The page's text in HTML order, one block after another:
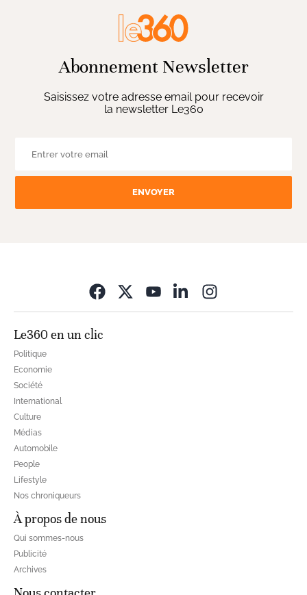
Abonnement Newsletter
Saisissez votre adresse email pour recevoir
la newsletter Le360
ENVOYER
Le360 en un clic
Politique
Economie
Société
International
Culture
Médias
Automobile
People
Lifestyle
Nos chroniqueurs
À propos de nous
Qui sommes-nous
Publicité
Archives